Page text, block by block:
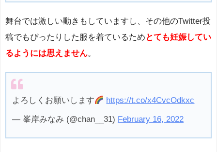
舞台では激しい動きもしていますし、その他のTwitter投
稿でもぴったりした服を着ているため とても妊娠してい
るようには思えません。
よろしくお願いします https://t.co/x4CvcOdkxc
— 峯岸みなみ (@chan__31) February 16, 2022